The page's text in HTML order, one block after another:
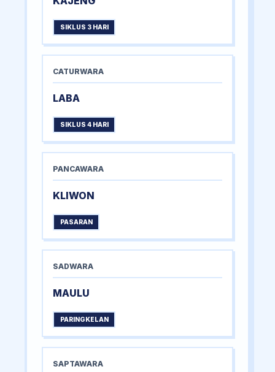
SIKLUS 3 HARI
CATURWARA
LABA
SIKLUS 4 HARI
PANCAWARA
KLIWON
PASARAN
SADWARA
MAULU
PARINGKELAN
SAPTAWARA